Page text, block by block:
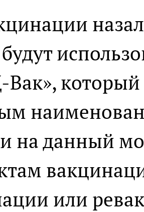
который
на данный
или